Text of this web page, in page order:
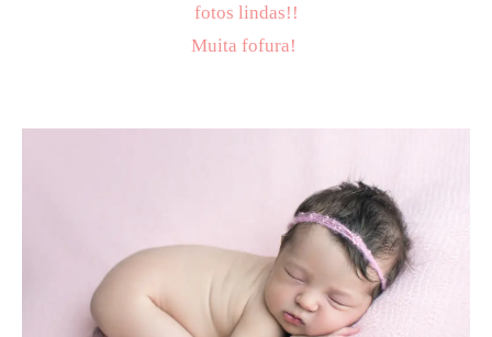
fotos lindas!!
Muita fofura!